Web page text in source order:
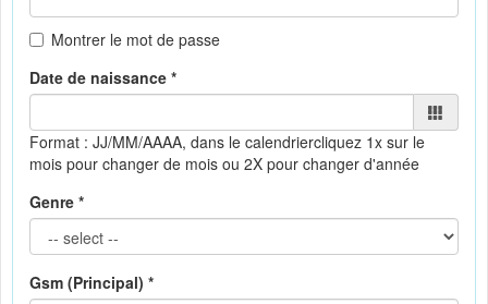
Montrer le mot de passe
Date de naissance *
Format : JJ/MM/AAAA, dans le calendriercliquez 1x sur le
mois pour changer de mois ou 2X pour changer d'année
Genre *
Gsm (Principal) *